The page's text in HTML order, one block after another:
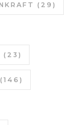
(29)
(23)
(146)